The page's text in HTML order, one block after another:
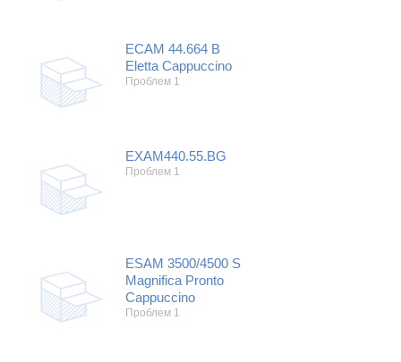
Холодильники
Посудомоечные машины
Наушники
Пылесосы
Показать еще
Выберите...
не включается
самопроизвольное выключение
возможность ремонта
самостоятельный ремонт
плохо работает
решение проблемы
Показать еще
ECAM 44.664 B
Eletta Cappuccino
Проблем 1
EXAM440.55.BG
Проблем 1
ESAM 3500/4500 S
Magnifica Pronto
Cappuccino
Проблем 1